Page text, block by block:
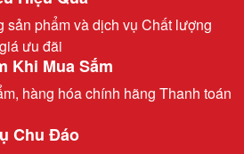
sản phẩm và dịch vụ Chất lượng
ưu đãi
Khi Mua Sắm
hàng hóa chính hãng Thanh toán
Chu Đáo